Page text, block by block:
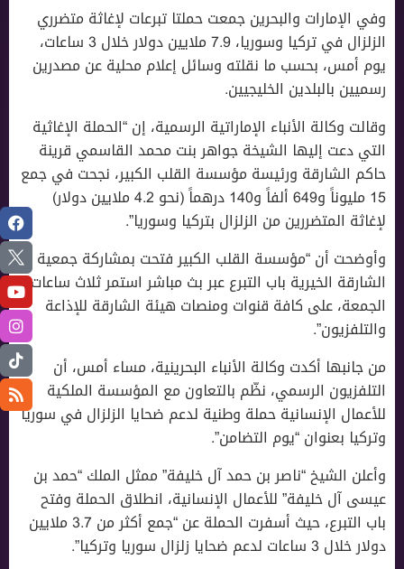
وفي اﻹمارات والبحرين جمعت حملتا تبرعات لإغاثة متضرري
الزلزال في تركيا وسوريا، 7.9 ملايين دولار خلال 3 ساعات،
يوم أمس، بحسب ما نقلته وسائل إعلام محلية عن مصدرين
رسميين بالبلدين الخليجيين.
وقالت وكالة الأنباء الإماراتية الرسمية، إن “الحملة الإغاثية
التي دعت إليها الشيخة جواهر بنت محمد القاسمي قرينة
حاكم الشارقة ورئيسة مؤسسة القلب الكبير، نجحت في جمع
15 مليوناً و649 ألفاً و140 درهماً (نحو 4.2 ملايين دولار)
لإغاثة المتضررين من الزلزال بتركيا وسوريا”.
وأوضحت أن “مؤسسة القلب الكبير فتحت بمشاركة جمعية
الشارقة الخيرية باب التبرع عبر بث مباشر استمر ثلاث ساعات،
الجمعة، على كافة قنوات ومنصات هيئة الشارقة للإذاعة
والتلفزيون”.
من جانبها أكدت وكالة الأنباء البحرينية، مساء أمس، أن
التلفزيون الرسمي، نظّم بالتعاون مع المؤسسة الملكية
للأعمال الإنسانية حملة وطنية لدعم ضحايا الزلزال في سوريا
وتركيا بعنوان “يوم التضامن”.
وأعلن الشيخ “ناصر بن حمد آل خليفة” ممثل الملك “حمد بن
عيسى آل خليفة” للأعمال الإنسانية، انطلاق الحملة وفتح
باب التبرع، حيث أسفرت الحملة عن “جمع أكثر من 3.7 ملايين
دولار خلال 3 ساعات لدعم ضحايا زلزال سوريا وتركيا”.